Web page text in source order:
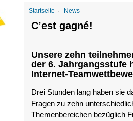
Startseite News
C’est gagné!
Unsere zehn
der 6. Jahrgangsstufe
Internet-
Drei Stunden lang haben sie
Fragen zu zehn
Themenbereichen bezüglich